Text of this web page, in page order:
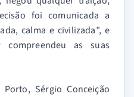
foi comunicada a
calma e civilizada”, e
as suas
Sérgio Conceição